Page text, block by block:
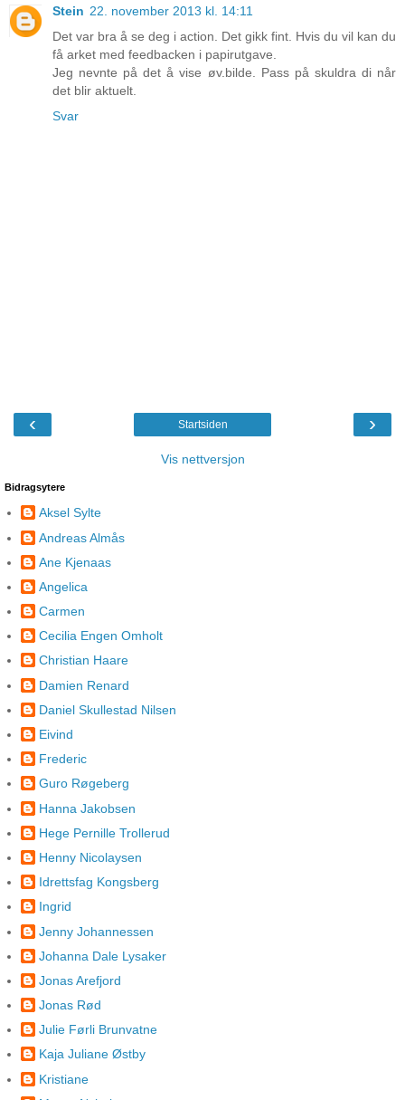
Stein 22. november 2013 kl. 14:11
Det var bra å se deg i action. Det gikk fint. Hvis du vil kan du
få arket med feedbacken i papirutgave.
Jeg nevnte på det å vise øv.bilde. Pass på skuldra di når
det blir aktuelt.
Svar
‹ ›
Startsiden
Vis nettversjon
Bidragsytere
Aksel Sylte
Andreas Almås
Ane Kjenaas
Angelica
Carmen
Cecilia Engen Omholt
Christian Haare
Damien Renard
Daniel Skullestad Nilsen
Eivind
Frederic
Guro Røgeberg
Hanna Jakobsen
Hege Pernille Trollerud
Henny Nicolaysen
Idrettsfag Kongsberg
Ingrid
Jenny Johannessen
Johanna Dale Lysaker
Jonas Arefjord
Jonas Rød
Julie Førli Brunvatne
Kaja Juliane Østby
Kristiane